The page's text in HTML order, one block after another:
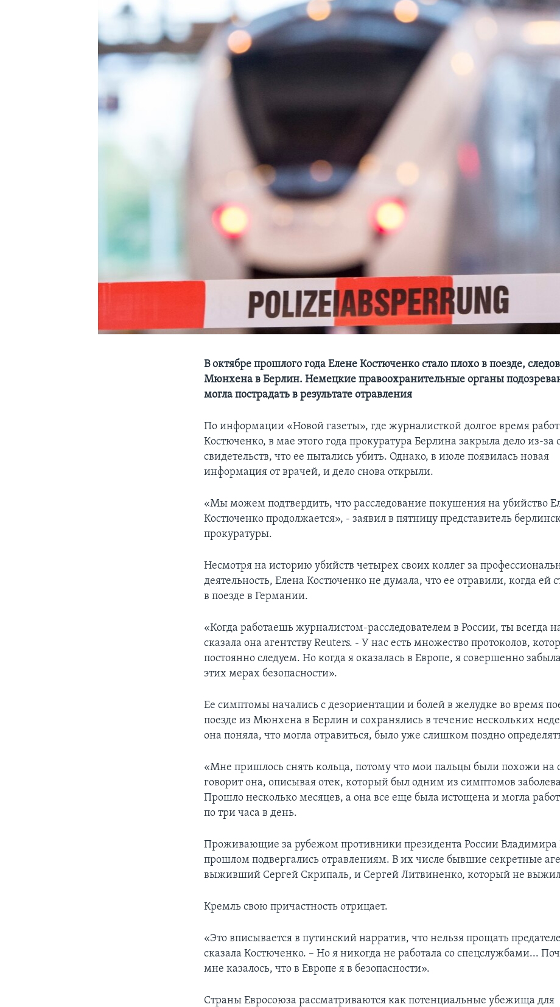
В октябре прошлого года Елене Костюченко стало плохо в поезде,
Мюнхена в Берлин. Немецкие правоохранительные органы
могла пострадать в результате отравления
По информации «Новой газеты», где журналисткой долгое время
Костюченко, в мае этого года прокуратура Берлина закрыла дело из-за
свидетельств, что ее пытались убить. Однако, в июле появилась новая
информация от врачей, и дело снова открыли.
«Мы можем подтвердить, что расследование покушения на убийство
Костюченко продолжается», - заявил в пятницу представитель
прокуратуры.
Несмотря на историю убийств четырех своих коллег за
деятельность, Елена Костюченко не думала, что ее отравили, когда ей
в поезде в Германии.
«Когда работаешь журналистом-расследователем в России, ты всегда
сказала она агентству Reuters. - У нас есть множество протоколов,
постоянно следуем. Но когда я оказалась в Европе, я совершенно
этих мерах безопасности».
Ее симптомы начались с дезориентации и болей в желудке во время
поезде из Мюнхена в Берлин и сохранялись в течение нескольких
она поняла, что могла отравиться, было уже слишком поздно
«Мне пришлось снять кольца, потому что мои пальцы были похожи на
говорит она, описывая отек, который был одним из симптомов
Прошло несколько месяцев, а она все еще была истощена и могла
по три часа в день.
Проживающие за рубежом противники президента России Владимира
прошлом подвергались отравлениям. В их числе бывшие секретные
выживший Сергей Скрипаль, и Сергей Литвиненко, который не
Кремль свою причастность отрицает.
«Это вписывается в путинский нарратив, что нельзя прощать
сказала Костюченко. – Но я никогда не работала со спецслужбами...
мне казалось, что в Европе я в безопасности».
Страны Евросоюза рассматриваются как потенциальные убежища для